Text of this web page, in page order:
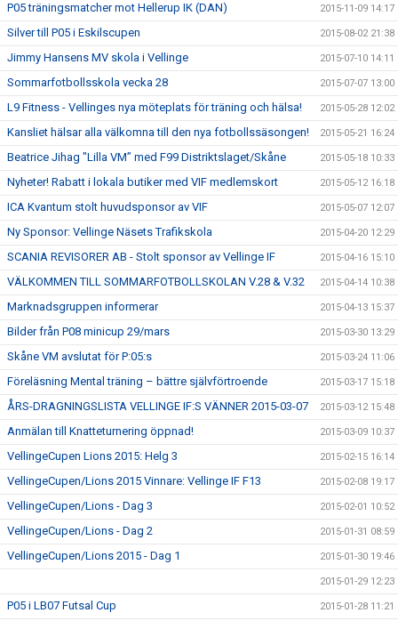
P05 träningsmatcher mot Hellerup IK (DAN) 2015-11-09 14:17
Silver till P05 i Eskilscupen 2015-08-02 21:38
Jimmy Hansens MV skola i Vellinge 2015-07-10 14:11
Sommarfotbollsskola vecka 28 2015-07-07 13:00
L9 Fitness - Vellinges nya möteplats för träning och hälsa! 2015-05-28 12:02
Kansliet hälsar alla välkomna till den nya fotbollssäsongen! 2015-05-21 16:24
Beatrice Jihag "Lilla VM” med F99 Distriktslaget/Skåne 2015-05-18 10:33
Nyheter! Rabatt i lokala butiker med VIF medlemskort 2015-05-12 16:18
ICA Kvantum stolt huvudsponsor av VIF 2015-05-07 12:07
Ny Sponsor: Vellinge Näsets Trafikskola 2015-04-20 12:29
SCANIA REVISORER AB - Stolt sponsor av Vellinge IF 2015-04-16 15:10
VÄLKOMMEN TILL SOMMARFOTBOLLSKOLAN V.28 & V.32 2015-04-14 10:38
Marknadsgruppen informerar 2015-04-13 15:37
Bilder från P08 minicup 29/mars 2015-03-30 13:29
Skåne VM avslutat för P:05:s 2015-03-24 11:06
Föreläsning Mental träning – bättre självförtroende 2015-03-17 15:18
ÅRS-DRAGNINGSLISTA VELLINGE IF:S VÄNNER 2015-03-07 2015-03-12 15:48
Anmälan till Knatteturnering öppnad! 2015-03-09 10:37
VellingeCupen Lions 2015: Helg 3 2015-02-15 16:14
VellingeCupen/Lions 2015 Vinnare: Vellinge IF F13 2015-02-08 19:17
VellingeCupen/Lions - Dag 3 2015-02-01 10:52
VellingeCupen/Lions - Dag 2 2015-01-31 08:59
VellingeCupen/Lions 2015 - Dag 1 2015-01-30 19:46
2015-01-29 12:23
P05 i LB07 Futsal Cup 2015-01-28 11:21